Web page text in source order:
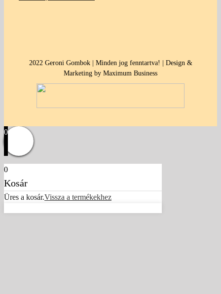
2022 Geroni Gombok | Minden jog fenntartva! | Design &
Marketing by Maximum Business
0
0
Kosár
Üres a kosár.Vissza a termékekhez